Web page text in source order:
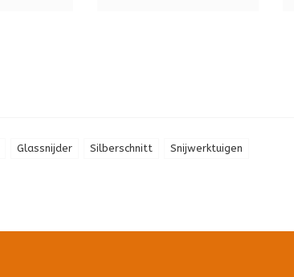
Glassnijder Silberschnitt Snijwerktuigen